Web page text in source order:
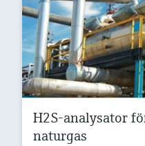
H2S-analysator
naturgas